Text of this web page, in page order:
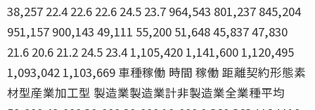
38,257 22.4 22.6 22.6 24.5 23.7 964,543 801,237 845,204
951,157 900,143 49,111 55,200 51,648 45,837 47,830
21.6 20.6 21.2 24.5 23.4 1,105,420 1,141,600 1,120,495
1,093,042 1,103,669 車種稼働 時間 稼働 距離契約形態素
材型産業加工型 製造業製造業計非製造業全業種平均